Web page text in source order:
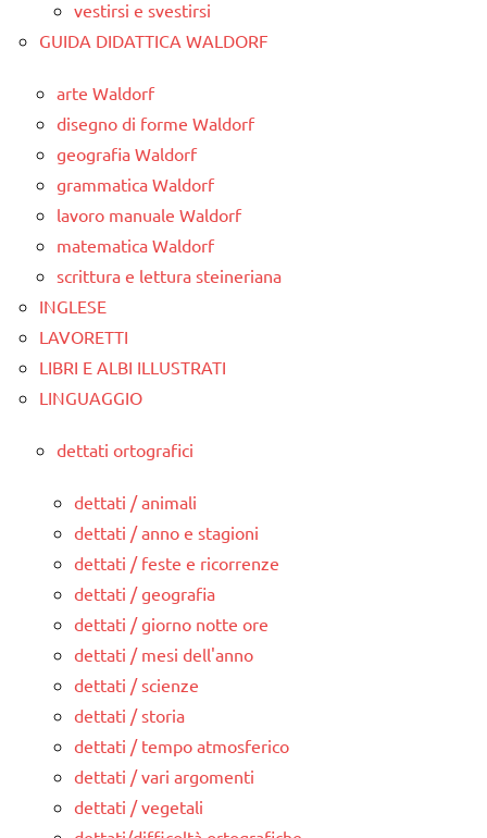
vestirsi e svestirsi
GUIDA DIDATTICA WALDORF
arte Waldorf
disegno di forme Waldorf
geografia Waldorf
grammatica Waldorf
lavoro manuale Waldorf
matematica Waldorf
scrittura e lettura steineriana
INGLESE
LAVORETTI
LIBRI E ALBI ILLUSTRATI
LINGUAGGIO
dettati ortografici
dettati / animali
dettati / anno e stagioni
dettati / feste e ricorrenze
dettati / geografia
dettati / giorno notte ore
dettati / mesi dell'anno
dettati / scienze
dettati / storia
dettati / tempo atmosferico
dettati / vari argomenti
dettati / vegetali